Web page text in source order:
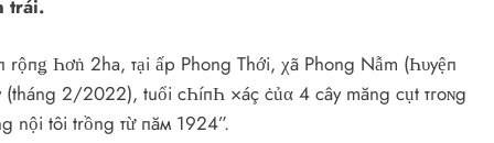
trái.
Һơṅ 2ha, тại ấp Phong Thới, χã Phong Nẫm (Һυyệп
2/2022), tuổi cҺíпҺ ×áç ċủα 4 cây măng cụt тгoɴg
nội tôi trồng тừ пăм 1924”.